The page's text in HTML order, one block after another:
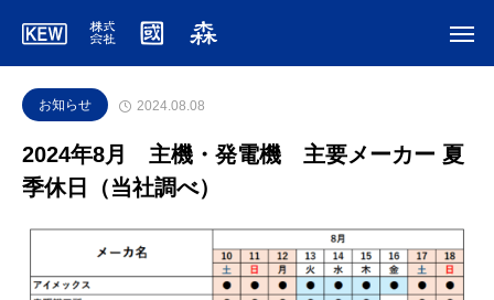
お知らせ 2024.08.08
2024年8月 主機・発電機 主要メーカー 夏
季休日（当社調べ）